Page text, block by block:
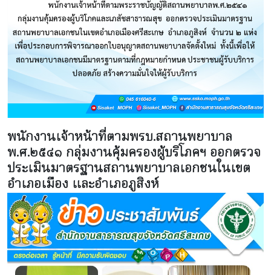
พนักงานเจ้าหน้าที่ตามพรบ.สถานพยาบาล
พ.ศ.๒๕๔๑ กลุ่มงานคุ้มครองผู้บริโภคฯ ออกตรวจ
ประเมินมาตรฐานสถานพยาบาลเอกชนในเขต
อำเภอเมือง และอำเภอภูสิงห์